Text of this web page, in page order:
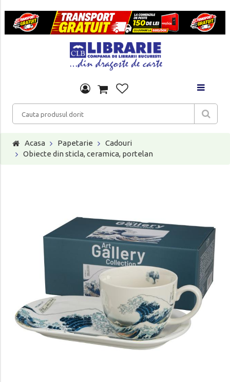
Acasa Papetarie
Cadouri
Obiecte din sticla, ceramica, portelan